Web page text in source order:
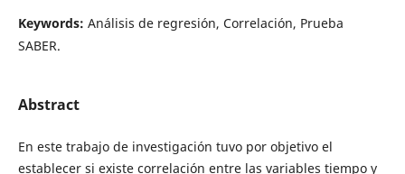
Keywords: Análisis de regresión, Correlación, Prueba
SABER.
Abstract
En este trabajo de investigación tuvo por objetivo el
establecer si existe correlación entre las variables tiempo y